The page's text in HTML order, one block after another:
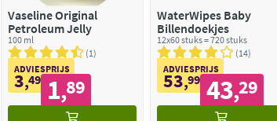
Vaseline Original
Petroleum Jelly
100 ml
1
ADVIESPRIJS
3,49 1,89
WaterWipes Baby
Billendoekjes
12x60 stuks = 720 stuks
14
ADVIESPRIJS
53,99 43,29